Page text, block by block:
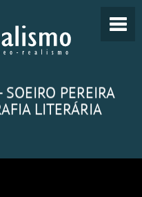
PEREIRA
LITERÁRIA